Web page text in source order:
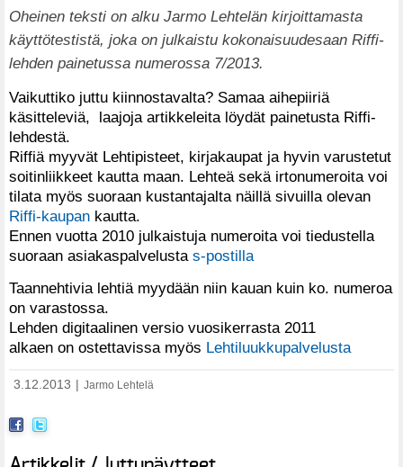
Oheinen teksti on alku Jarmo Lehtelän kirjoittamasta
käyttötestistä, joka on julkaistu kokonaisuudesaan Riffi-
lehden painetussa numerossa 7/2013.
Vaikuttiko juttu kiinnostavalta? Samaa aihepiiriä
käsitteleviä, laajoja artikkeleita löydät painetusta Riffi-
lehdestä.
Riffiä myyvät Lehtipisteet, kirjakaupat ja hyvin varustetut
soitinliikkeet kautta maan. Lehteä sekä irtonumeroita voi
tilata myös suoraan kustantajalta näillä sivuilla olevan
Riffi-kaupan kautta.
Ennen vuotta 2010 julkaistuja numeroita voi tiedustella
suoraan asiakaspalvelusta s-postilla
Taannehtivia lehtiä myydään niin kauan kuin ko. numeroa
on varastossa.
Lehden digitaalinen versio vuosikerrasta 2011
alkaen on ostettavissa myös Lehtiluukkupalvelusta
3.12.2013 Jarmo Lehtelä